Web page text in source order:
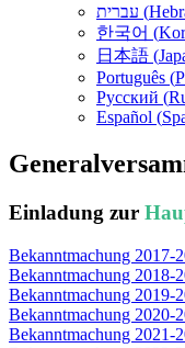
עברית (
한국어 (
日本語 (
Português (
Русский (
Español (
Einladung zur
Bekanntmachung 2017-
Bekanntmachung 2018-
Bekanntmachung 2019-
Bekanntmachung 2020-
Bekanntmachung 2021-